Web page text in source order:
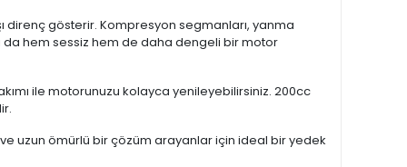
direnç gösterir. Kompresyon segmanları, yanma
da hem sessiz hem de daha dengeli bir motor
ile motorunuzu kolayca yenileyebilirsiniz. 200cc
uzun ömürlü bir çözüm arayanlar için ideal bir yedek